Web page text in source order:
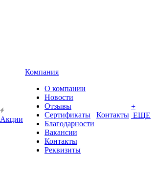
Акции
Компания
О компании
Новости
Отзывы
Сертификаты
Благодарности
Вакансии
Контакты
Реквизиты
Контакты
+
ЕЩЕ